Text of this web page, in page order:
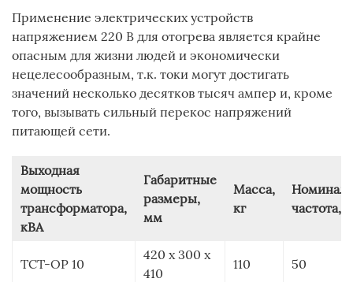
Применение электрических устройств
напряжением 220 В для отогрева является крайне
опасным для жизни людей и экономически
нецелесообразным, т.к. токи могут достигать
значений несколько десятков тысяч ампер и, кроме
того, вызывать сильный перекос напряжений
питающей сети.
Выходная
мощность
трансформатора,
кВА
Габаритные
размеры,
мм
Масса,
кг
частота,
ТСТ-ОР 10
420 x 300 x
410
110 50